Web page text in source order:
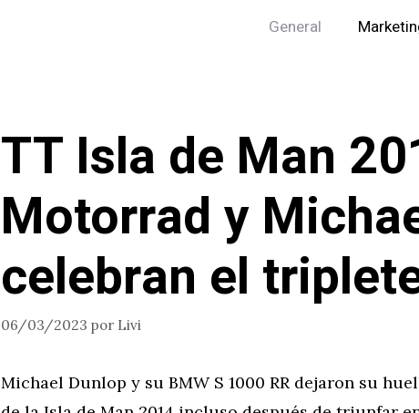
General
TT Isla de Man
Motorrad y
celebran el
06/03/2023 por Livi
Michael Dunlop y su BMW S 1000 RR dejaron su